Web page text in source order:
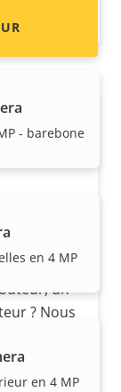
- barebone
en 4 MP
en 4 MP
un
? Nous
en